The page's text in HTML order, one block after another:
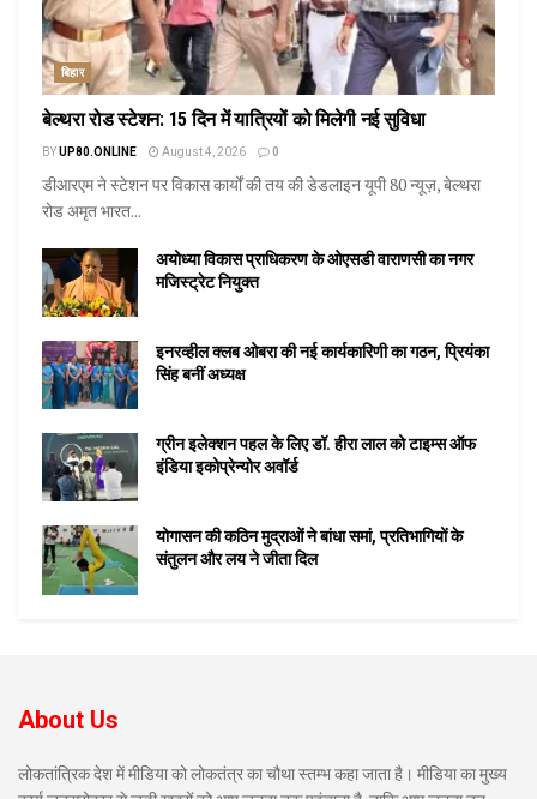
बिहार
बेल्थरा रोड स्टेशन: 15 दिन में यात्रियों को मिलेगी नई सुविधा
BYUP80.ONLINE August 4, 2026 0
डीआरएम ने स्टेशन पर विकास कार्यों की तय की डेडलाइन यूपी 80 न्यूज़, बेल्थरा
रोड अमृत भारत...
अयोध्या विकास प्राधिकरण के ओएसडी वाराणसी का नगर
मजिस्ट्रेट नियुक्त
इनरव्हील क्लब ओबरा की नई कार्यकारिणी का गठन, प्रियंका
सिंह बनीं अध्यक्ष
ग्रीन इलेक्शन पहल के लिए डॉ. हीरा लाल को टाइम्स ऑफ
इंडिया इकोप्रेन्योर अवॉर्ड
योगासन की कठिन मुद्राओं ने बांधा समां, प्रतिभागियों के
संतुलन और लय ने जीता दिल
About Us
लोकतांत्रिक देश में मीडिया को लोकतंत्र का चौथा स्तम्भ कहा जाता है। मीडिया का मुख्य